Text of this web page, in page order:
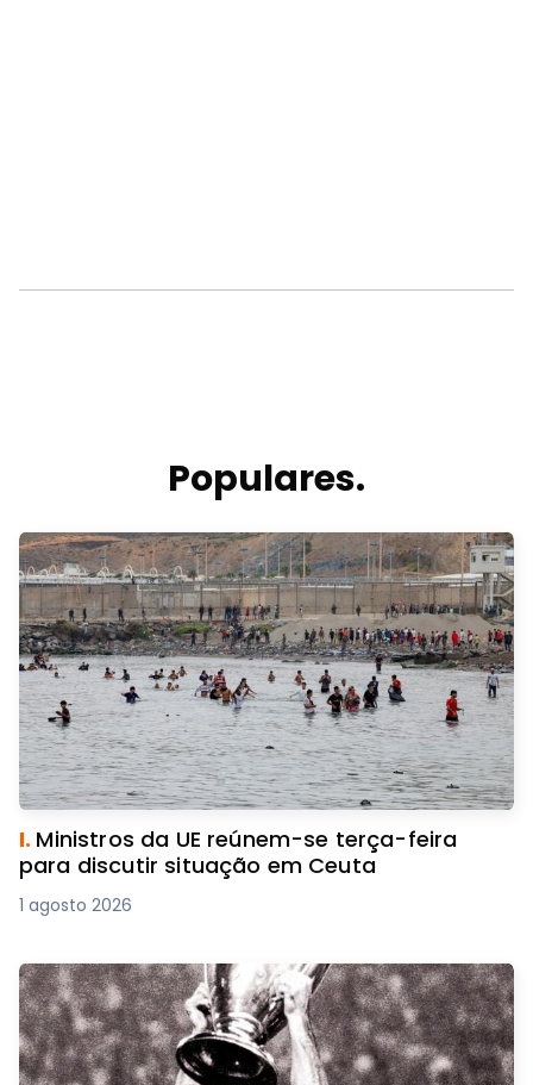
Populares.
I. Ministros da UE reúnem-se terça-feira
para discutir situação em Ceuta
1 agosto 2026